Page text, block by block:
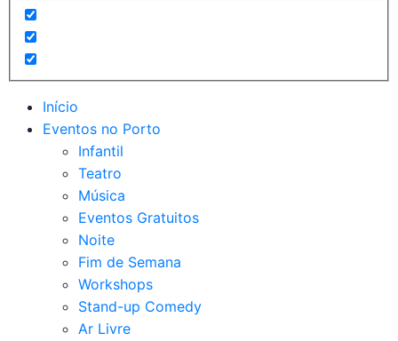
Início
Eventos no Porto
Infantil
Teatro
Música
Eventos Gratuitos
Noite
Fim de Semana
Workshops
Stand-up Comedy
Ar Livre